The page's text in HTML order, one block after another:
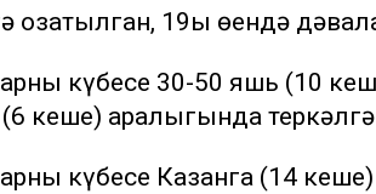
озатылган, 19ы өендә
күбесе 30-50 яшь (10
кеше) аралыгында
күбесе Казанга (14